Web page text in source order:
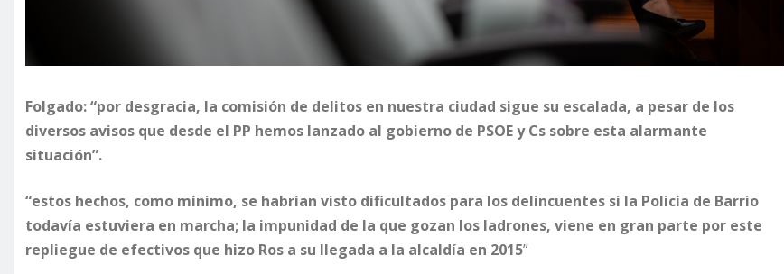
Folgado: “por desgracia, la comisión de delitos en nuestra ciudad sigue su escalada, a pesar de los
diversos avisos que desde el PP hemos lanzado al gobierno de PSOE y Cs sobre esta alarmante
situación”.
“estos hechos, como mínimo, se habrían visto dificultados para los delincuentes si la Policía de Barrio
todavía estuviera en marcha; la impunidad de la que gozan los ladrones, viene en gran parte por este
repliegue de efectivos que hizo Ros a su llegada a la alcaldía en 2015”